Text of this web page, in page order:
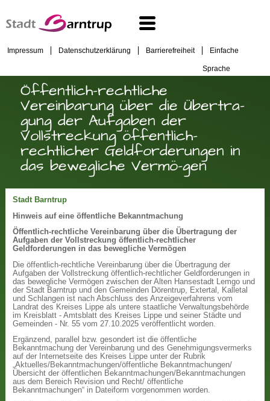
Impressum Datenschutzerklärung Barrierefreiheit Einfache
Sprache
Öffentlich-rechtliche
Vereinbarung über die Übertra-
gung der Aufgaben der
Vollstreckung öffentlich-
rechtlicher Geldforderungen in
das bewegliche Vermö-gen
Stadt Barntrup
Hinweis auf eine öffentliche Bekanntmachung
Öffentlich-rechtliche Vereinbarung über die Übertragung der
Aufgaben der Vollstreckung öffentlich-rechtlicher
Geldforderungen in das bewegliche Vermögen
Die öffentlich-rechtliche Vereinbarung über die Übertragung der
Aufgaben der Vollstreckung öffentlich-rechtlicher Geldforderungen in
das bewegliche Vermögen zwischen der Alten Hansestadt Lemgo und
der Stadt Barntrup und den Gemeinden Dörentrup, Extertal, Kalletal
und Schlangen ist nach Abschluss des Anzeigeverfahrens vom
Landrat des Kreises Lippe als untere staatliche Verwaltungsbehörde
im Kreisblatt - Amtsblatt des Kreises Lippe und seiner Städte und
Gemeinden - Nr. 55 vom 27.10.2025 veröffentlicht worden.
Ergänzend, parallel bzw. gesondert ist die öffentliche
Bekanntmachung der Vereinbarung und des Genehmigungsvermerks
auf der Internetseite des Kreises Lippe unter der Rubrik
„Aktuelles/Bekanntmachungen/öffentliche Bekanntmachungen/
Übersicht der öffentlichen Bekanntmachungen/Bekanntmachungen
aus dem Bereich Revision und Recht/ öffentliche
Bekanntmachungen“ in Dateiform vorgenommen worden.